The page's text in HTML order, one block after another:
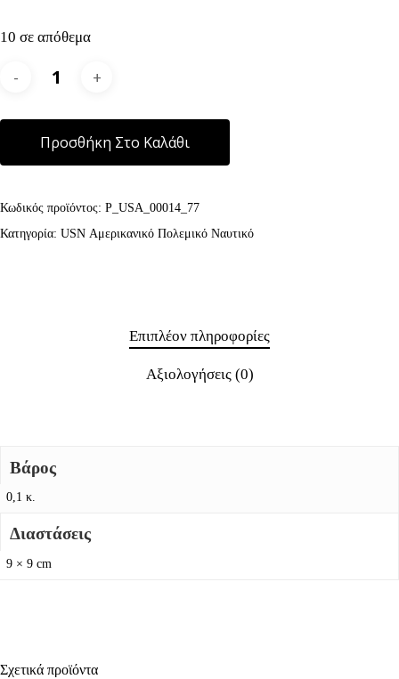
10 σε απόθεμα
Προσθήκη Στο Καλάθι
Κωδικός προϊόντος: P_USA_00014_77
Κατηγορία: USN Αμερικανικό Πολεμικό Ναυτικό
Επιπλέον πληροφορίες
Αξιολογήσεις (0)
Βάρος
0,1 κ.
Διαστάσεις
9 × 9 cm
Σχετικά προϊόντα